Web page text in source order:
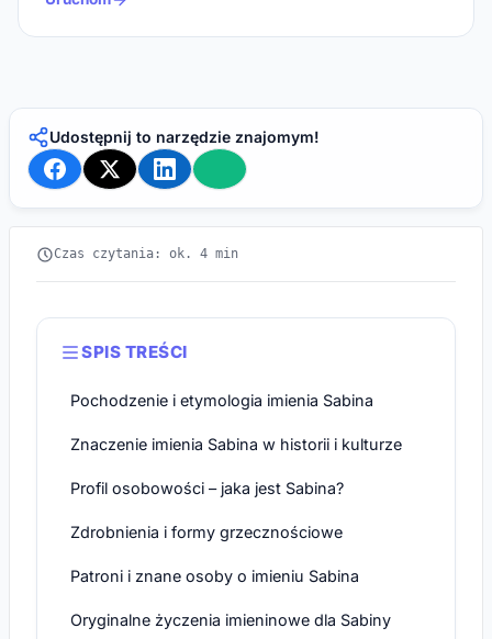
Udostępnij to narzędzie znajomym!
Czas czytania: ok. 4 min
SPIS TREŚCI
Pochodzenie i etymologia imienia Sabina
Znaczenie imienia Sabina w historii i kulturze
Profil osobowości – jaka jest Sabina?
Zdrobnienia i formy grzecznościowe
Patroni i znane osoby o imieniu Sabina
Oryginalne życzenia imieninowe dla Sabiny